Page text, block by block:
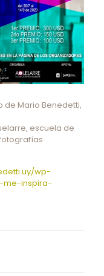
de Mario Benedetti,
escuela de
wp-
me-inspira-